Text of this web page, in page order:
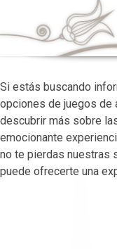
Si estás buscando
opciones de juegos de
descubrir más sobre
emocionante
no te pierdas nuestras
puede ofrecerte una